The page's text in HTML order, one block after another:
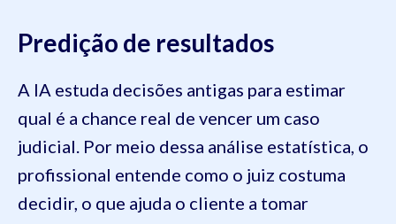
Predição de resultados
A IA estuda decisões antigas para estimar
qual é a chance real de vencer um caso
judicial. Por meio dessa análise estatística, o
profissional entende como o juiz costuma
decidir, o que ajuda o cliente a tomar